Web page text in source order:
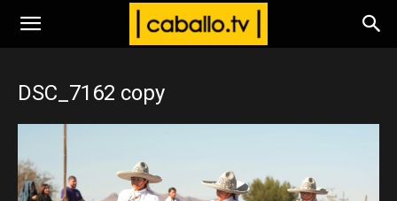
www.caballo.tv
DSC_7162 copy